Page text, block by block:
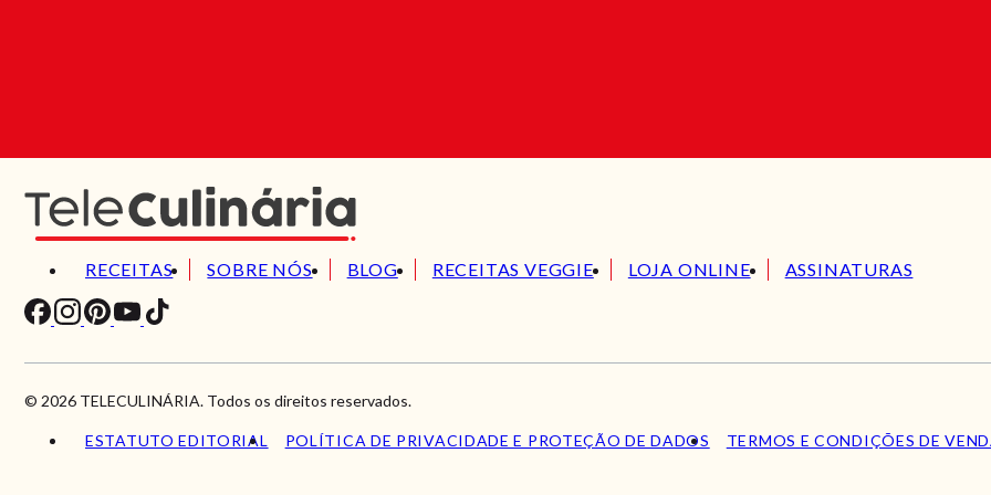
RECEITAS SOBRE NÓS BLOG RECEITAS VEGGIE LOJA ONLINE ASSINATURAS
© 2026 TELECULINÁRIA. Todos os direitos reservados.
ESTATUTO EDITORIAL POLÍTICA DE PRIVACIDADE E PROTEÇÃO DE DADOS TERMOS E CONDIÇÕES DE